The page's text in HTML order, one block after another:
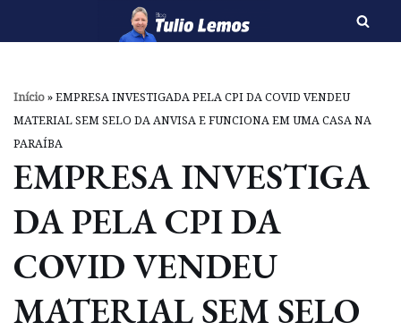
o
conteúdo
Início»EMPRESA INVESTIGADA PELA CPI DA COVID VENDEU
MATERIAL SEM SELO DA ANVISA E FUNCIONA EM UMA CASA NA
PARAÍBA
EMPRESA INVESTIGA
DA PELA CPI DA
COVID VENDEU
MATERIAL SEM SELO